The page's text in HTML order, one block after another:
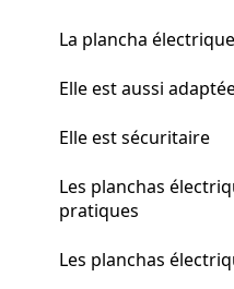
La plancha
Elle est aussi
Elle est sécuritaire
Les planchas
pratiques
Les planchas